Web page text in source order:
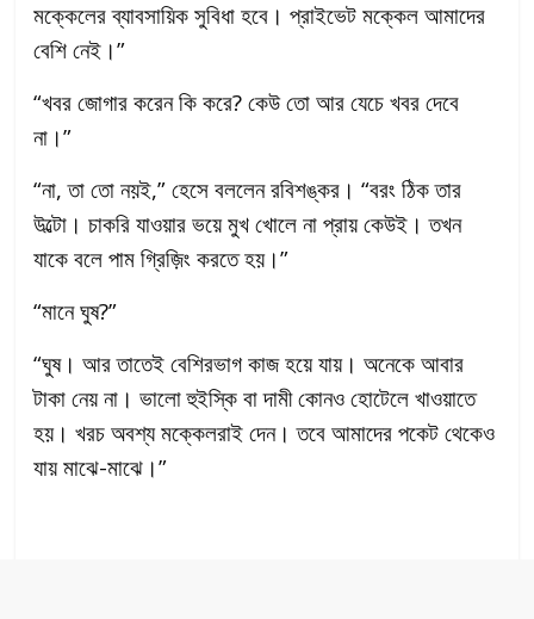
মক্কেলের ব্যাবসায়িক সুবিধা হবে। প্রাইভেট মক্কেল আমাদের
বেশি নেই।”
“খবর জোগার করেন কি করে? কেউ তো আর যেচে খবর দেবে
না।”
“না, তা তো নয়ই,” হেসে বললেন রবিশঙ্কর। “বরং ঠিক তার
উল্টো। চাকরি যাওয়ার ভয়ে মুখ খোলে না প্রায় কেউই। তখন
যাকে বলে পাম গ্রিজ়িং করতে হয়।”
“মানে ঘুষ?”
“ঘুষ। আর তাতেই বেশিরভাগ কাজ হয়ে যায়। অনেকে আবার
টাকা নেয় না। ভালো হুইস্কি বা দামী কোনও হোটেলে খাওয়াতে
হয়। খরচ অবশ্য মক্কেলরাই দেন। তবে আমাদের পকেট থেকেও
যায় মাঝে-মাঝে।”